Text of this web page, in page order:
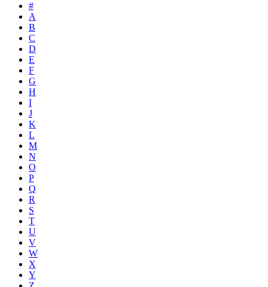
#
A
B
C
D
E
F
G
H
I
J
K
L
M
N
O
P
Q
R
S
T
U
V
W
X
Y